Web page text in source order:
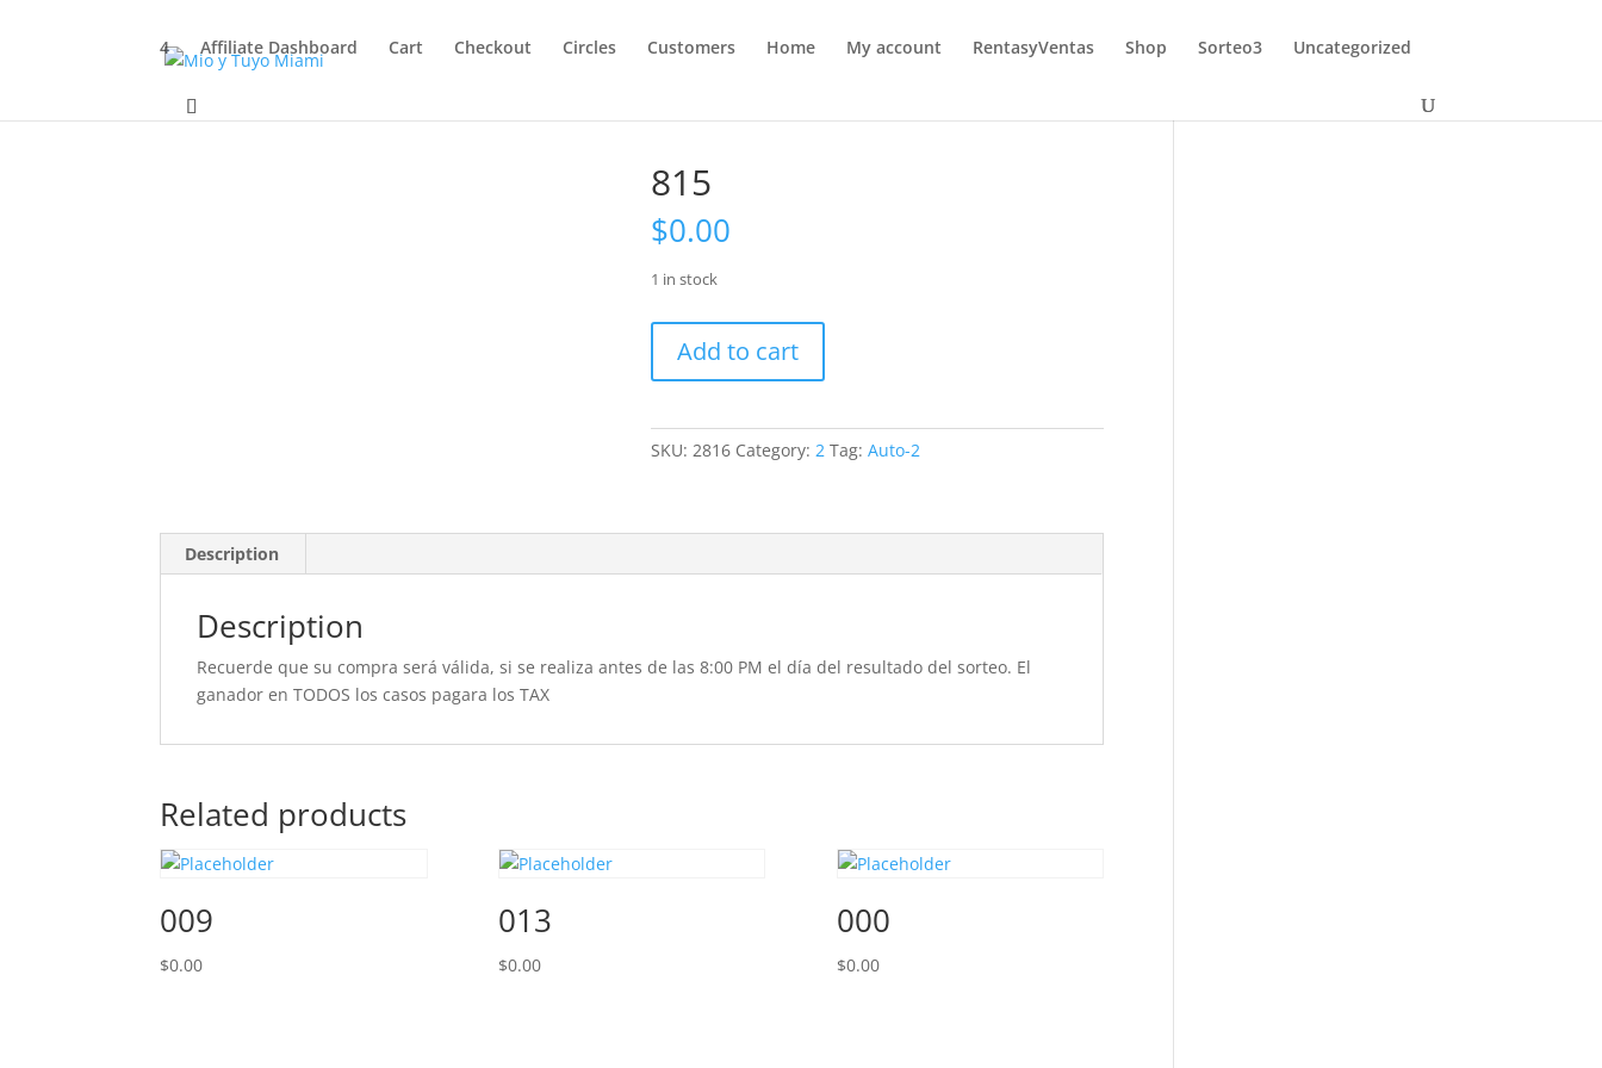
4 Affiliate Dashboard Cart Checkout Circles Customers Home My account RentasyVentas Shop Sorteo3 Uncategorized
815
$0.00
1 in stock
quantity
Add to cart
SKU:2816 Category:2 Tag:Auto-2
Description
Description
Recuerde que su compra será válida, si se realiza antes de las 8:00 PM el día del resultado del sorteo. El
ganador en TODOS los casos pagara los TAX
Related products
009
$0.00
013
$0.00
000
$0.00